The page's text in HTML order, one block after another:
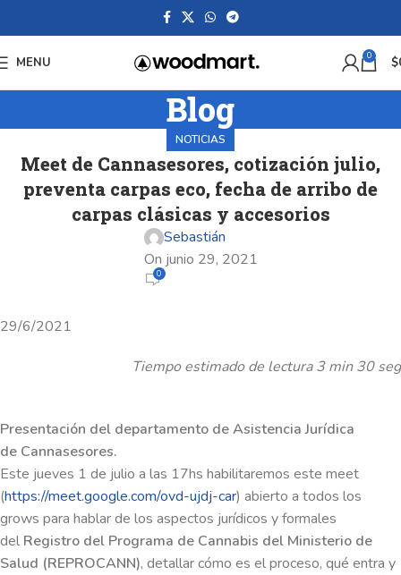
MENU 0 $
Blog
NOTICIAS
Meet de Cannasesores, cotización julio,
preventa carpas eco, fecha de arribo de
carpas clásicas y accesorios
Sebastián
On junio 29, 2021
0
29/6/2021
Tiempo estimado de lectura 3 min 30 seg
Presentación del departamento de Asistencia Jurídica
de Cannasesores.
Este jueves 1 de julio a las 17hs habilitaremos este meet
(https://meet.google.com/ovd-ujdj-car) abierto a todos los
grows para hablar de los aspectos jurídicos y formales
del Registro del Programa de Cannabis del Ministerio de
Salud (REPROCANN), detallar cómo es el proceso, qué entra y